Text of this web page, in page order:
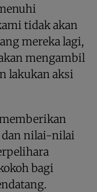
tidak akan
mereka lagi,
mengambil
lakukan aksi
dan nilai-nilai
bagi